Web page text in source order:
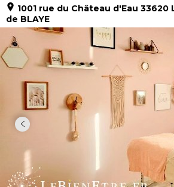
1001 rue du Château d'Eau 33620
de BLAYE